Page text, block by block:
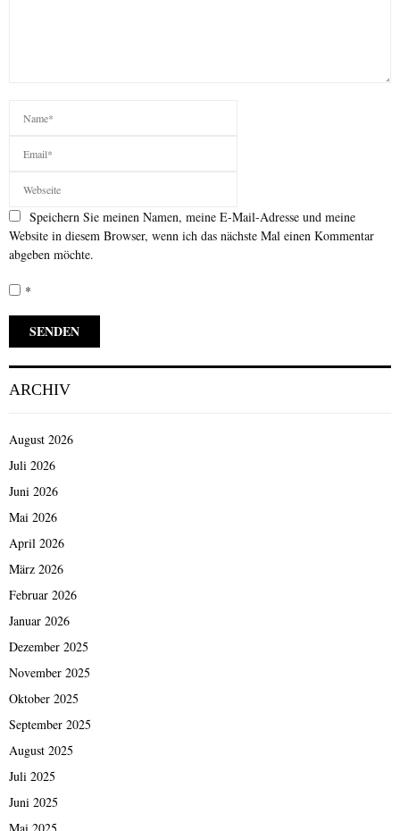
Speichern Sie meinen Namen, meine E-Mail-Adresse und meine
Website in diesem Browser, wenn ich das nächste Mal einen Kommentar
abgeben möchte.
*
ARCHIV
August 2026
Juli 2026
Juni 2026
Mai 2026
April 2026
März 2026
Februar 2026
Januar 2026
Dezember 2025
November 2025
Oktober 2025
September 2025
August 2025
Juli 2025
Juni 2025